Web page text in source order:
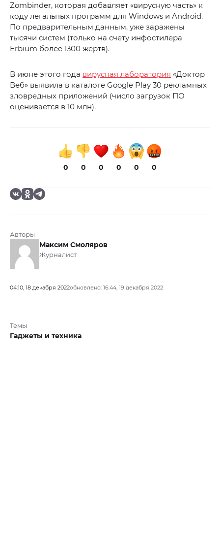
Zombinder, которая добавляет «вирусную часть» к
коду легальных программ для Windows и Android.
По предварительным данным, уже заражены
тысячи систем (только на счету инфостилера
Erbium более 1300 жертв).
В июне этого года вирусная лаборатория «Доктор
Веб» выявила в каталоге Google Play 30 рекламных
зловредных приложений (число загрузок ПО
оценивается в 10 млн).
0 0 0 0 0 0
Авторы
Максим Смоляров
Журналист
04:10, 18 декабря 2022обновлено: 16:44, 19 декабря 2022
Темы
Гаджеты и техника